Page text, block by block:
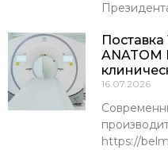
ANATOM
16.07.2026
https://